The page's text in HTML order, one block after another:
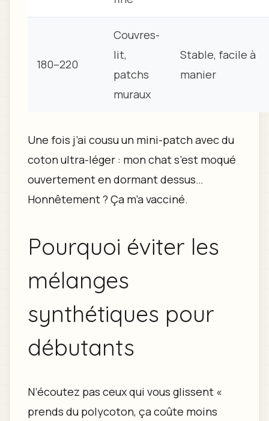
180–220
Couvres-
lit,
patchs
muraux
Stable, facile à
manier
Une fois j’ai cousu un mini-patch avec du
coton ultra-léger : mon chat s’est moqué
ouvertement en dormant dessus…
Honnêtement ? Ça m’a vacciné.
Pourquoi éviter les
mélanges
synthétiques pour
débutants
N’écoutez pas ceux qui vous glissent «
prends du polycoton, ça coûte moins